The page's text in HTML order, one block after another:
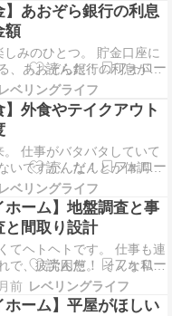
ーや色を決め…
ニアで育てられたという、
ズ米を購入してみました。
産しか買っていなかったの
ての外国産のお米。5キロ
米の形は、やや細長め。
か…
】あおぞら銀行の利息
額
しみのひとつ。 貯金口座に
、あおぞら銀行の利息が振
る第二金曜日。 仕事の傍
といくらになったかドキド
わしていました。 今回は、
過去最高です。 100万まで
万以降も0.35%と金利の
更され、めちゃめちゃ嬉…
レベリングライフ
】外食やテイクアウト
。 仕事がバタバタしていて
いですが、なんとか体調を
せずに生き抜けています。
過ぎたら落ち着くはずなの
ぼち無理なくがんばりた
な感じで仕事と暑さに日々
力を奪われ、帰宅後に調理
が最近減りました。 外食し
イクアウト…
レベリングライフ
ホーム】地盤調査と事
と間取り設計
てヘトヘトです。 仕事も連
で、疲労困憊。 そんな私を
くれる、ちょいお高いチョ
たち。叔母からいただきま
前 レベリングライフ
ホーム】平屋がほしい